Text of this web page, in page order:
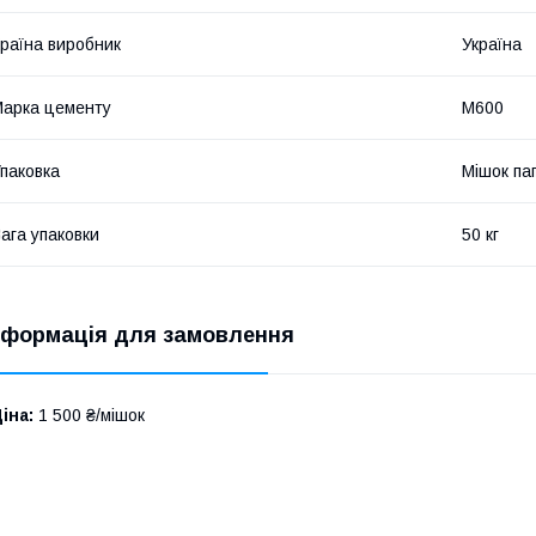
виробник Україна
цементу М600
Мішок
упаковки 50 кг
для замовлення
1 500 ₴/мішок